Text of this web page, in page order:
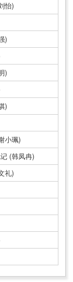
怡)
)
)
)
小珮)
(韩凤冉)
礼)